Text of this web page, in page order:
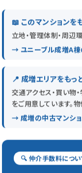
📖 このマンションを
立地・管理体制・周辺
→ ユニーブル成増A
📍 成増エリアをもっ
交通アクセス・買い物
をご用意しています。
→ 成増の中古マンシ
🔍 仲介手数料につい